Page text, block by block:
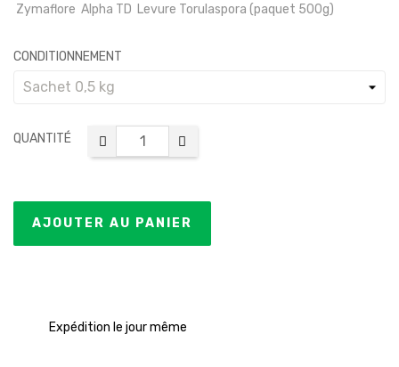
Zymaflore Alpha TD Levure Torulaspora (paquet 500g)
CONDITIONNEMENT
QUANTITÉ
AJOUTER AU PANIER
Expédition le jour même